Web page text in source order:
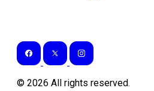
© 2026 All rights reserved.